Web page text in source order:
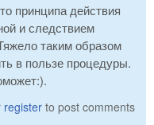
принципа действия
и следствием
таким образом
в пользе процедуры.
register to post comments